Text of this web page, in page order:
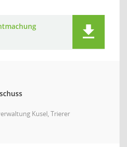
Kusel, Trierer